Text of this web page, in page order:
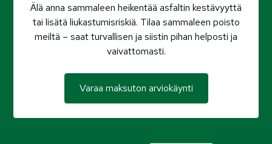
Älä anna sammaleen heikentää asfaltin kestävyyttä
tai lisätä liukastumisriskiä. Tilaa sammaleen poisto
meiltä – saat turvallisen ja siistin pihan helposti ja
vaivattomasti.
Varaa maksuton arviokäynti